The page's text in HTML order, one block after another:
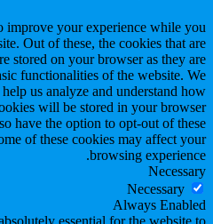
improve your experience while you
Out of these, the cookies that are
stored on your browser as they are
functionalities of the website. We
us analyze and understand how
will be stored in your browser
have the option to opt-out of these
of these cookies may affect your
browsing experience.
Necessary
Necessary
Always Enabled
essential for the website to